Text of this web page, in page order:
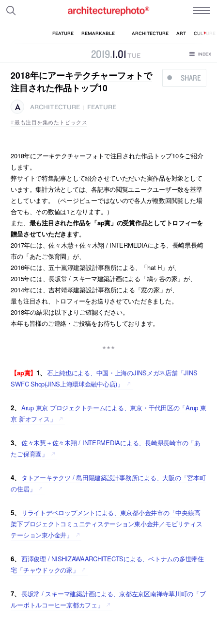
2019.1.01 TUE
SHARE
2018年にアーキテクチャーフォトで
注目された作品トップ10
ARCHITECTURE
FEATURE
最も注目を集めたトピックス
2018年にアーキテクチャーフォトで注目された作品トップ10をご紹介
します。
弊サイトで特集記事として紹介させていただいた実作品を対象として
います。集計方法としては、各記事の閲覧ユニークユーザー数を基準
としています。（ページビューではないので各人が複数回閲覧した場
合でも、その数値は1となります。）
また、 最も注目された作品を「ap賞」の受賞作品としてトロフィーを
贈呈させていただきます。
2017年には、佐々木慧＋佐々木翔 / INTERMEDIAによる、長崎県長崎
市の「あたご保育園」が、
2016年には、五十嵐淳建築設計事務所による、「hat H」が、
2015年には、長坂常 / スキーマ建築計画による「鳩ヶ谷の家」が、
2014年には、吉村靖孝建築設計事務所による「窓の家」が、
最も注目され、トロフィーをお送りさせていただきました。
2018年の結果は以下よりご確認ください。
本年も皆様のご連絡・ご投稿をお待ちしております。
【ap賞】1、 石上純也による、中国・上海のJINSメガネ店舗「JINS
SWFC Shop(JINS上海環球金融中心店)」
2、 Arup 東京 プロジェクトチームによる、東京・千代田区の「Arup 東
京 新オフィス」
3、 佐々木慧＋佐々木翔 / INTERMEDIAによる、長崎県長崎市の「あ
たご保育園」
4、
タトアーキテクツ / 島田陽建築設計事務所による、大阪の「宮本町
の住居」
5、
リライトデベロップメントによる、東京都小金井市の「中央線高
架下プロジェクトコミュニティステーション東小金井／モビリティス
テーション東小金井」
6、 西澤俊理 / NISHIZAWAARCHITECTSによる、ベトナムの多世帯住
宅「チャウドックの家」
7、 長坂常 / スキーマ建築計画による、京都左京区南禅寺草川町の「ブ
ルーボトルコーヒー京都カフェ」